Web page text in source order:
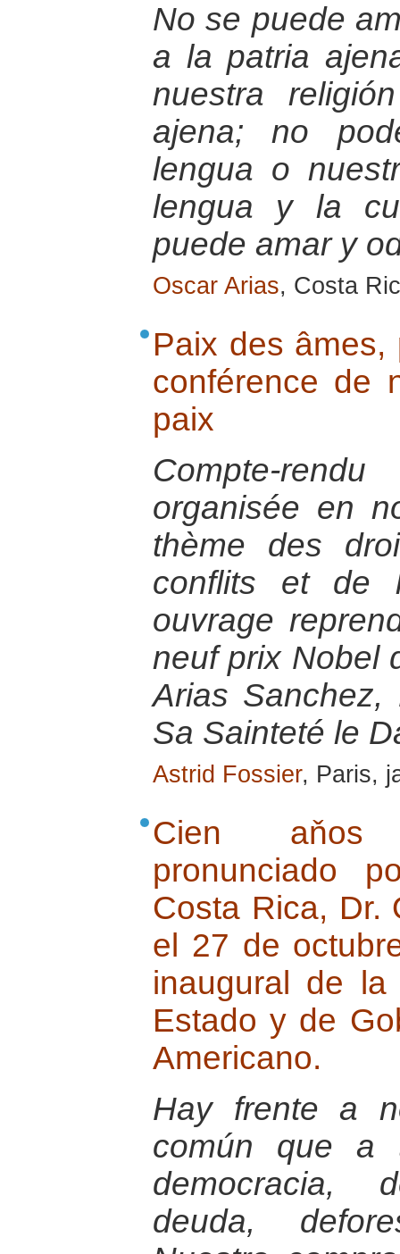
No se puede
a la patria
nuestra
ajena; no
lengua o
lengua y la
puede amar y
Oscar Arias, Costa
Paix des
conférence de
paix
Compte-
organisée en
thème des
conflits et de
ouvrage
neuf prix Nobel
Arias Sanchez,
Sa Sainteté le
Astrid Fossier, Paris,
Cien aňos
pronunciado
Costa Rica, Dr.
el 27 de
inaugural de
Estado y de
Americano.
Hay frente a
común que a
democracia,
deuda,